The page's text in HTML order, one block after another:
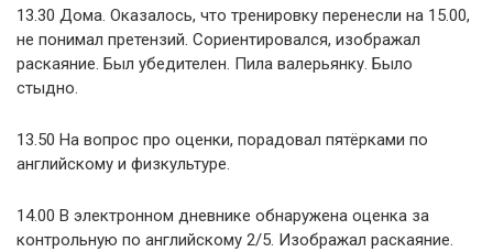
13.30 Дома. Оказалось, что тренировку перенесли на 15.00,
не понимал претензий. Сориентировался, изображал
раскаяние. Был убедителен. Пила валерьянку. Было
стыдно.
13.50 На вопрос про оценки, порадовал пятёрками по
английскому и физкультуре.
14.00 В электронном дневнике обнаружена оценка за
контрольную по английскому 2/5. Изображал раскаяние.